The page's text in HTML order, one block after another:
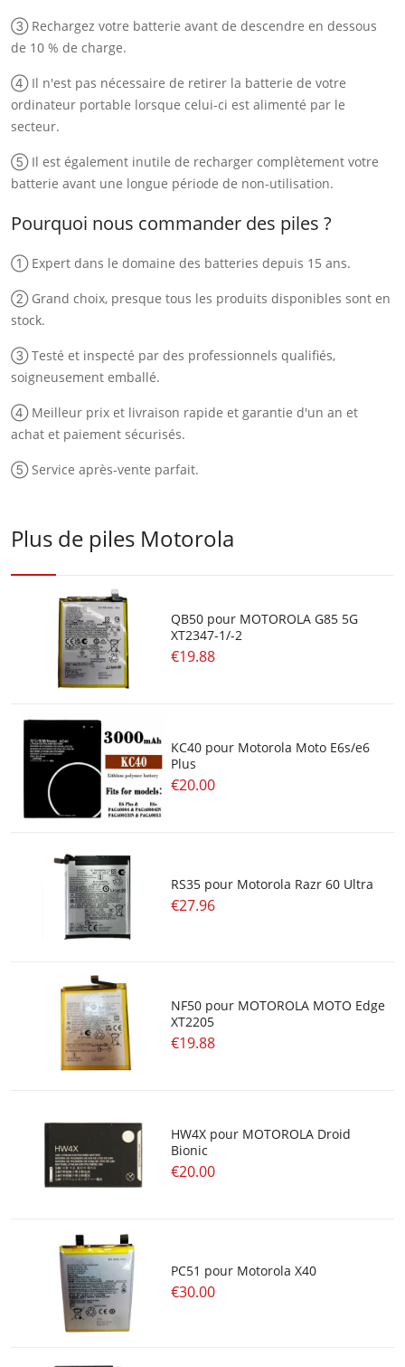
③ Rechargez votre batterie avant de descendre en dessous
de 10 % de charge.
④ Il n'est pas nécessaire de retirer la batterie de votre
ordinateur portable lorsque celui-ci est alimenté par le
secteur.
⑤ Il est également inutile de recharger complètement votre
batterie avant une longue période de non-utilisation.
Pourquoi nous commander des piles ?
① Expert dans le domaine des batteries depuis 15 ans.
② Grand choix, presque tous les produits disponibles sont en
stock.
③ Testé et inspecté par des professionnels qualifiés,
soigneusement emballé.
④ Meilleur prix et livraison rapide et garantie d'un an et
achat et paiement sécurisés.
⑤ Service après-vente parfait.
Plus de piles Motorola
QB50 pour MOTOROLA G85 5G
XT2347-1/-2
€19.88
KC40 pour Motorola Moto E6s/e6
Plus
€20.00
RS35 pour Motorola Razr 60 Ultra
€27.96
NF50 pour MOTOROLA MOTO Edge
XT2205
€19.88
HW4X pour MOTOROLA Droid
Bionic
€20.00
PC51 pour Motorola X40
€30.00